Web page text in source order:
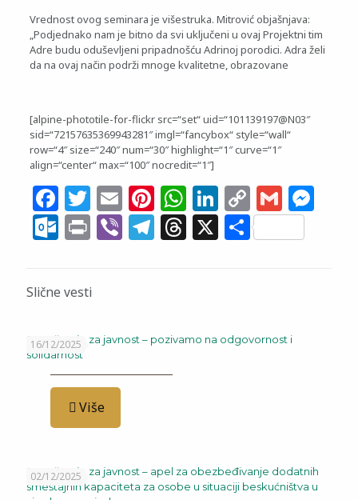
Vrednost ovog seminara je višestruka. Mitrović objašnjava:
„Podjednako nam je bitno da svi uključeni u ovaj Projektni tim
Adre budu oduševljeni pripadnošću Adrinoj porodici. Adra želi
da na ovaj način podrži mnoge kvalitetne, obrazovane
[alpine-phototile-for-flickr src=“set“ uid=“101139197@N03″
sid=“72157635369943281″ imgl=“fancybox“ style=“wall“
row=“4″ size=“240″ num=“30″ highlight=“1″ curve=“1″
align=“center“ max=“100″ nocredit=“1″]
Facebook
Twitter
EmailPinterest
WhatsApp
LinkedIn
Copy
Link
Gmail
Outlook.com
PrintViberTelegram
Threads
X Share
Slične vesti
16/12/2025
Saopštenje za javnost – pozivamo na odgovornost i
solidarnost
Više
02/12/2025
Saopštenje za javnost – apel za obezbeđivanje dodatnih
smeštajnih kapaciteta za osobe u situaciji beskućništva u